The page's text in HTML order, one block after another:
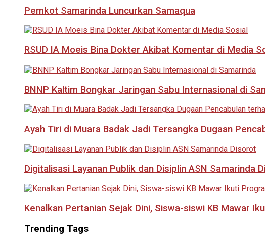
Pemkot Samarinda Luncurkan Samaqua
RSUD IA Moeis Bina Dokter Akibat Komentar di Media
BNNP Kaltim Bongkar Jaringan Sabu Internasional di
Ayah Tiri di Muara Badak Jadi Tersangka Dugaan
Digitalisasi Layanan Publik dan Disiplin ASN Samarinda
Kenalkan Pertanian Sejak Dini, Siswa-siswi KB Mawar
Trending Tags